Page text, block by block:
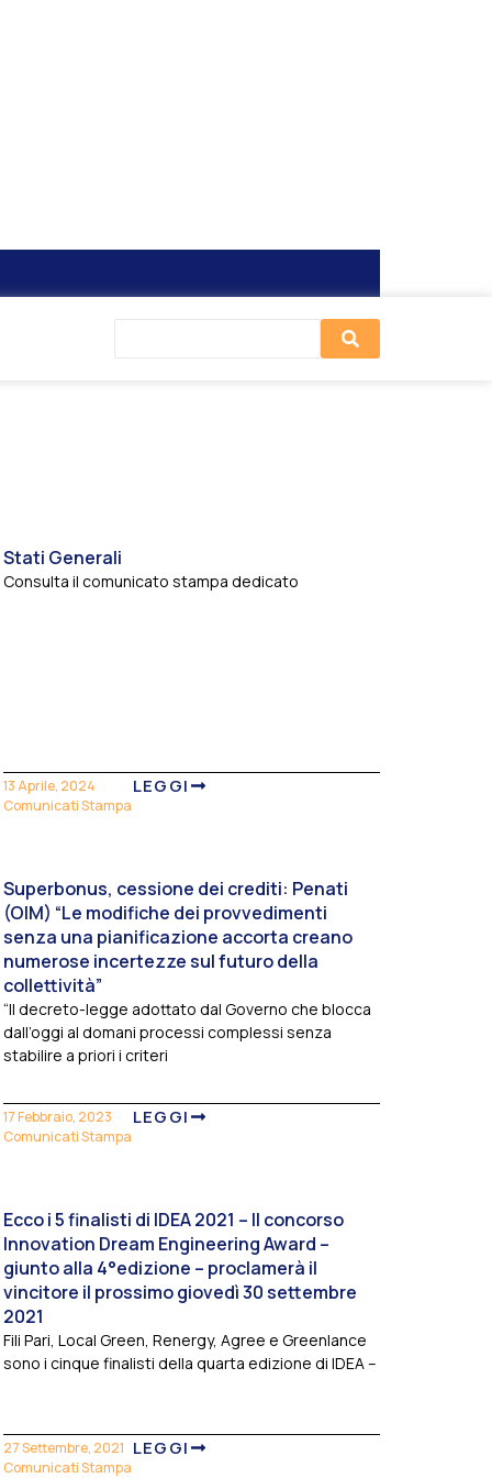
Stati Generali
Consulta il comunicato stampa dedicato
13 Aprile, 2024
Comunicati Stampa
LEGGI
Superbonus, cessione dei crediti: Penati
(OIM) “Le modifiche dei provvedimenti
senza una pianificazione accorta creano
numerose incertezze sul futuro della
collettività”
“Il decreto-legge adottato dal Governo che blocca
dall’oggi al domani processi complessi senza
stabilire a priori i criteri
17 Febbraio, 2023
Comunicati Stampa
LEGGI
Ecco i 5 finalisti di IDEA 2021 – Il concorso
Innovation Dream Engineering Award –
giunto alla 4°edizione – proclamerà il
vincitore il prossimo giovedì 30 settembre
2021
Fili Pari, Local Green, Renergy, Agree e Greenlance
sono i cinque finalisti della quarta edizione di IDEA –
27 Settembre, 2021
Comunicati Stampa
LEGGI